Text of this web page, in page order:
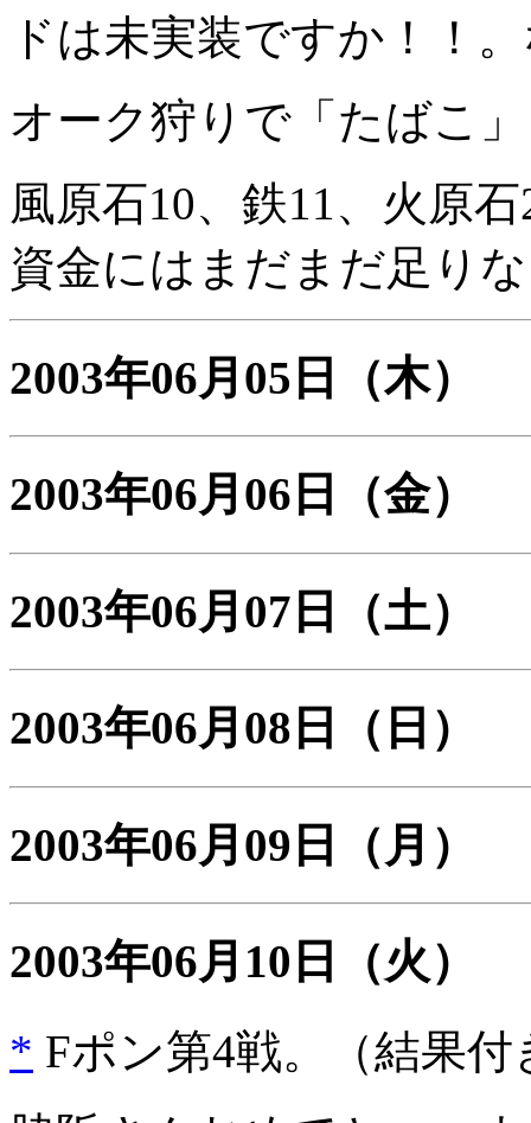
ドは未実装ですか！！
オーク狩りで「たばこ
風原石10、鉄11、火原
資金にはまだまだ足り
2003年06月05日 （木）
2003年06月06日 （金）
2003年06月07日 （土）
2003年06月08日 （日）
2003年06月09日 （月）
2003年06月10日
（火）
* Fポン第4戦。（結果付